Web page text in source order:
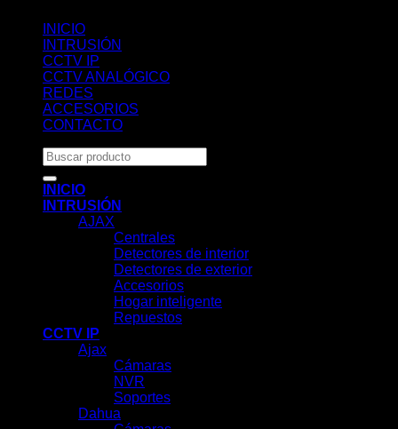
INICIO
INTRUSIÓN
CCTV IP
CCTV ANALÓGICO
REDES
ACCESORIOS
CONTACTO
Buscar
por:
INICIO
INTRUSIÓN
AJAX
Centrales
Detectores de interior
Detectores de exterior
Accesorios
Hogar inteligente
Repuestos
CCTV IP
Ajax
Cámaras
NVR
Soportes
Dahua